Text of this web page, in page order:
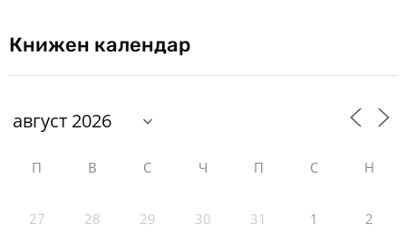
Книжен календар
П В С Ч П С Н
27 28 29 30 31 1 2